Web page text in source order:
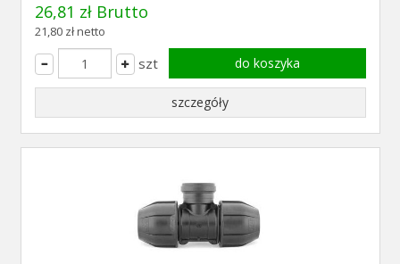
26,81 zł Brutto
21,80 zł netto
szt do koszyka
szczegóły